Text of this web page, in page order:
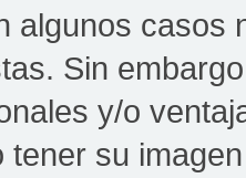
algunos casos
Sin
y/o
tener su